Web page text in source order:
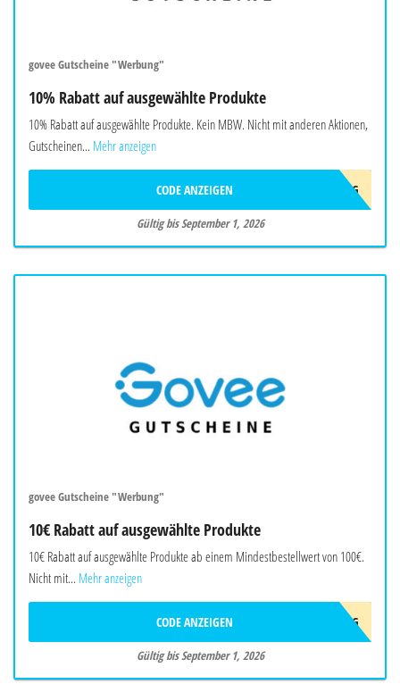
govee Gutscheine "Werbung"
10% Rabatt auf ausgewählte Produkte
10% Rabatt auf ausgewählte Produkte. Kein MBW. Nicht mit anderen Aktionen,
Gutscheinen... Mehr anzeigen
AFF10AUG
CODE ANZEIGEN
Gültig bis September 1, 2026
govee Gutscheine "Werbung"
10€ Rabatt auf ausgewählte Produkte
10€ Rabatt auf ausgewählte Produkte ab einem Mindestbestellwert von 100€.
Nicht mit... Mehr anzeigen
10AFFAUG
CODE ANZEIGEN
Gültig bis September 1, 2026